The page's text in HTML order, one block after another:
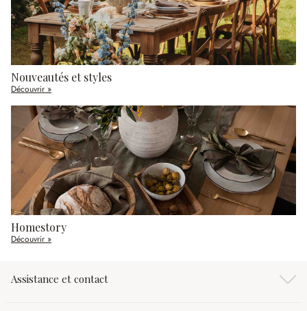
Nouveautés et styles
Découvrir »
Homestory
Découvrir »
Assistance et contact